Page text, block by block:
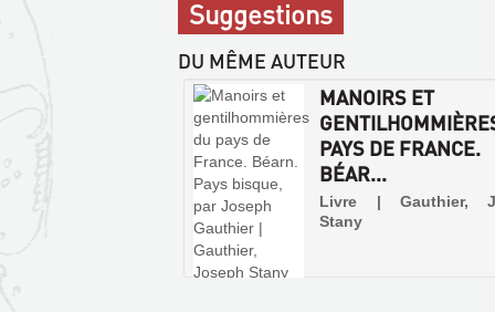
place
Suggestions
DU MÊME AUTEUR
MANOIRS ET
PAYS DE FRANCE.
BÉAR...
Livre | Gauthier,
Stany